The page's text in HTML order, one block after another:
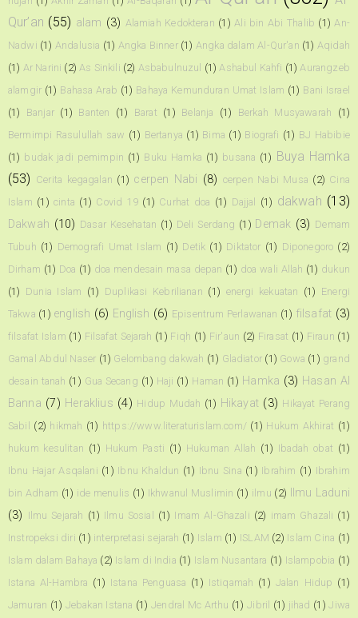
Qur’an (55) alam (3) Alamiah Kedokteran (1) Ali bin Abi Thalib (1) An-
Nadwi (1) Andalusia (1) Angka Binner (1) Angka dalam Al-Qur'an (1) Aqidah
(1) Ar Narini (2) As Sinkili (2) Asbabulnuzul (1) Ashabul Kahfi (1) Aurangzeb
alamgir (1) Bahasa Arab (1) Bahaya Kemunduran Umat Islam (1) Bani Israel
(1)
Banjar (1) Banten (1) Barat (1) Belanja (1) Berkah Musyawarah
(1)
Bermimpi Rasulullah saw (1) Bertanya (1) Bima (1) Biografi (1) BJ Habibie
(1) budak jadi pemimpin (1) Buku Hamka (1) busana (1) Buya Hamka
(53) Cerita kegagalan (1) cerpen Nabi (8) cerpen Nabi Musa (2) Cina
Islam (1) cinta (1) Covid 19 (1) Curhat doa (1) Dajjal (1) dakwah (13)
Dakwah (10) Dasar Kesehatan (1) Deli Serdang (1) Demak (3) Demam
Tubuh (1) Demografi Umat Islam (1) Detik (1) Diktator (1) Diponegoro (2)
Dirham (1) Doa (1) doa mendesain masa depan (1) doa wali Allah (1) dukun
(1) Dunia Islam (1) Duplikasi Kebrilianan (1) energi kekuatan (1) Energi
Takwa (1) english (6) English (6) Episentrum Perlawanan (1) filsafat (3)
filsafat Islam (1) Filsafat Sejarah (1) Fiqh (1) Fir'aun (2) Firasat (1) Firaun (1)
Gamal Abdul Naser (1) Gelombang dakwah (1) Gladiator (1) Gowa (1) grand
desain tanah (1) Gua Secang (1) Haji (1) Haman (1) Hamka (3) Hasan Al
Banna (7) Heraklius (4) Hidup Mudah (1) Hikayat (3) Hikayat Perang
Sabil
(2) hikmah (1) https://www.literaturislam.com/ (1) Hukum Akhirat (1)
hukum kesulitan (1) Hukum Pasti (1) Hukuman Allah (1) Ibadah obat (1)
Ibnu Hajar Asqalani (1) Ibnu Khaldun (1) Ibnu Sina (1) Ibrahim (1) Ibrahim
bin Adham (1) ide menulis (1) Ikhwanul Muslimin (1) ilmu (2) Ilmu Laduni
(3) Ilmu Sejarah (1) Ilmu Sosial (1) Imam Al-Ghazali (2) imam Ghazali (1)
Instropeksi diri (1) interpretasi sejarah (1) Islam (1) ISLAM (2) Islam Cina (1)
Islam dalam Bahaya (2) Islam di India (1) Islam Nusantara (1) Islampobia (1)
Istana Al-Hambra (1) Istana Penguasa (1) Istiqamah (1) Jalan Hidup (1)
Jamuran (1) Jebakan Istana (1) Jendral Mc Arthu (1) Jibril (1) jihad (1) Jiwa